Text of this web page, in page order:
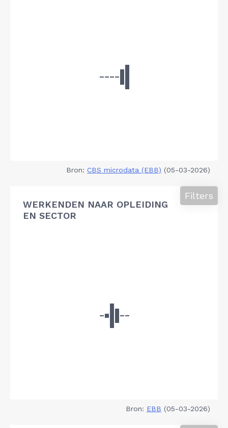
Bron: CBS microdata (EBB) (05-03-2026)
WERKENDEN NAAR OPLEIDING
EN SECTOR
Filters
Bron: EBB (05-03-2026)